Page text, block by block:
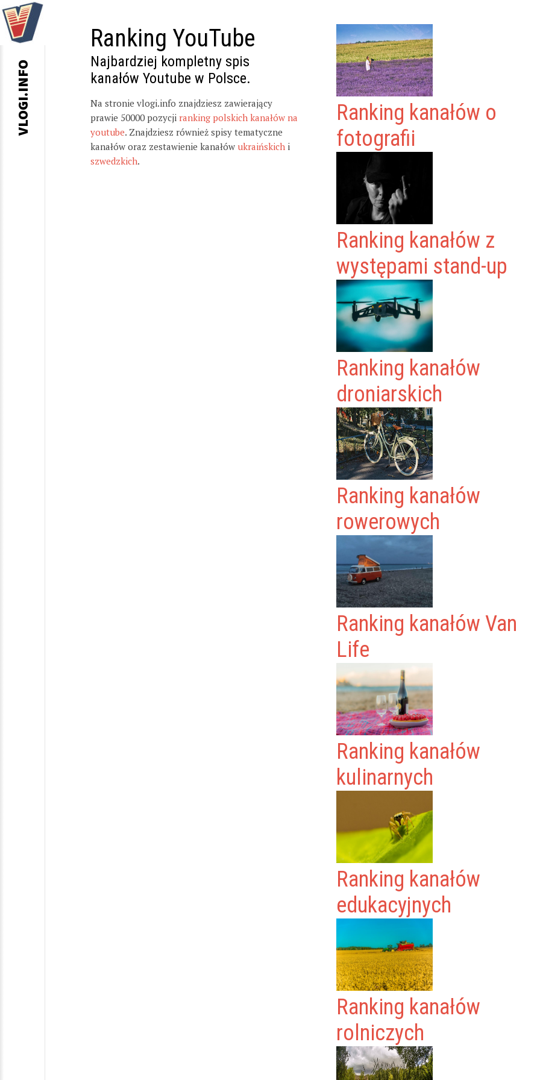
Ranking YouTube
Najbardziej kompletny spis
kanałów Youtube w Polsce.
Na stronie vlogi.info znajdziesz zawierający
prawie 50000 pozycji ranking polskich kanałów na
youtube. Znajdziesz również spisy tematyczne
kanałów oraz zestawienie kanałów ukraińskich i
szwedzkich.
Ranking kanałów o
fotografii
Ranking kanałów z
występami stand-up
Ranking kanałów
droniarskich
Ranking kanałów
rowerowych
Ranking kanałów Van
Life
Ranking kanałów
kulinarnych
Ranking kanałów
edukacyjnych
Ranking kanałów
rolniczych
VLOGI.INFO